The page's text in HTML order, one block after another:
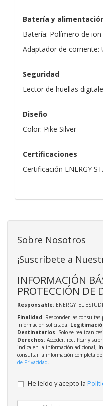
Batería y
Batería: Polímero de
Adaptador de corriente:
Seguridad
Lector de huellas
Diseño
Color: Pike Silver
Certificaciones
Certificación ENERGY
Sobre Nosotros
¡Suscríbete a
INFORMACIÓN
PROTECCIÓN DE
Responsable: ENERGYTEL
Finalidad: Responder las
información solicitada;
Destinatarios: Solo se realizan
Derechos: Acceder, rectificar y
indica en la información adicional;
consultar la información completa
de Privacidad
He leído y acepto la